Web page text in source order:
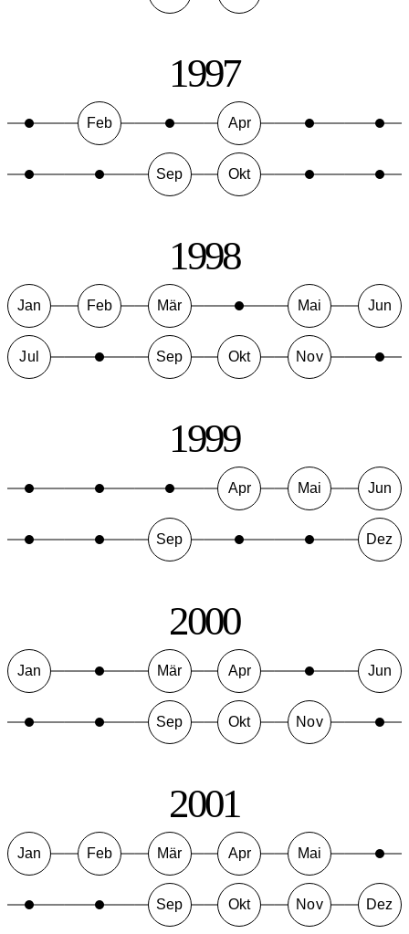
1997
Feb Apr
Sep Okt
1998
Jan Feb Mär Mai Jun
Jul Sep Okt Nov
1999
Apr Mai Jun
Sep Dez
2000
Jan Mär Apr Jun
Sep Okt Nov
2001
Jan Feb Mär Apr Mai
Sep Okt Nov Dez